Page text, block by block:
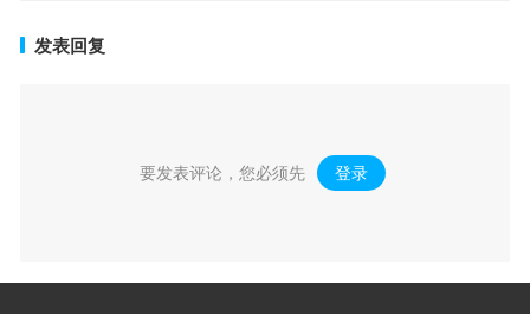
发表回复
要发表评论，您必须先 登录 。